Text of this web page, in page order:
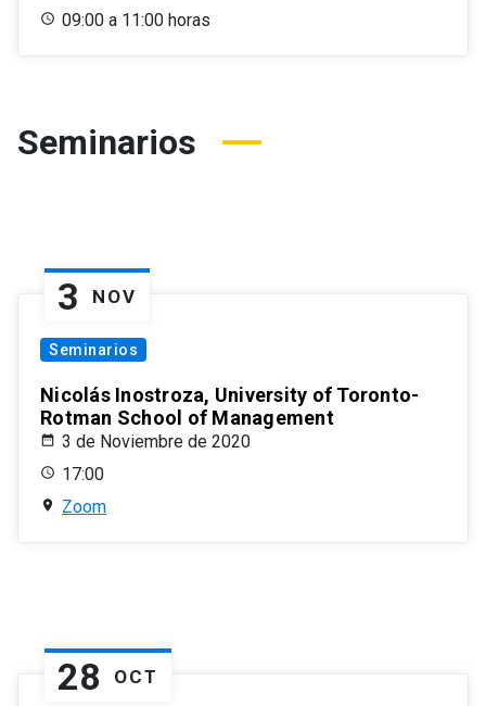
09:00 a 11:00 horas
Seminarios
3 NOV
Seminarios
Nicolás Inostroza, University of Toronto-
Rotman School of Management
3 de Noviembre de 2020
17:00
Zoom
28 OCT